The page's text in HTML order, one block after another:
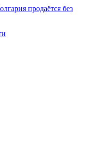
продаётся без